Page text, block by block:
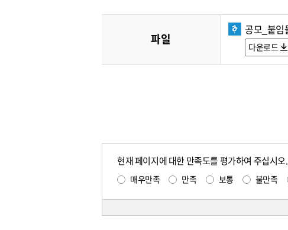
파일
공모_붙
다운로드
현재 페이지에 대한 만족도를 평가하여 주십시오.
매우만족 만족 보통 불만족